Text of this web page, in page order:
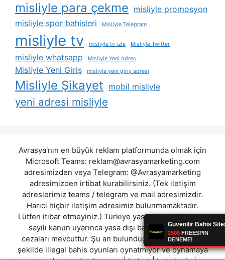
misliyle para çekme misliyle promosyon
misliyle spor bahisleri
Misliyle Telegram
misliyle tv misliyle tv izle Misliyle Twitter
misliyle whatsapp Misliyle Yeni Adres
Misliyle Yeni Giriş misliyle yeni giriş adresi
Misliyle Şikayet mobil misliyle
yeni adresi misliyle
Avrasya'nın en büyük reklam platformunda olmak için
Microsoft Teams: reklam@avrasyamarketing.com
adresimizden veya Telegram: @Avrasyamarketing
adresimizden irtibat kurabilirsiniz. (Tek iletişim
adreslerimiz teams / telegram ve mail adresimizdir.
Harici hiçbir iletişim adresimiz bulunmamaktadır.
Lütfen itibar etmeyiniz.) Türkiye yasalarına göre 7258
sayılı kanun uyarınca yasa dışı bahis oynamanın
cezaları mevcuttur. Şu an bulunduğunuz site hiç bir
şekilde illegal bahis oyunları oynatmıyor ve oynamaya